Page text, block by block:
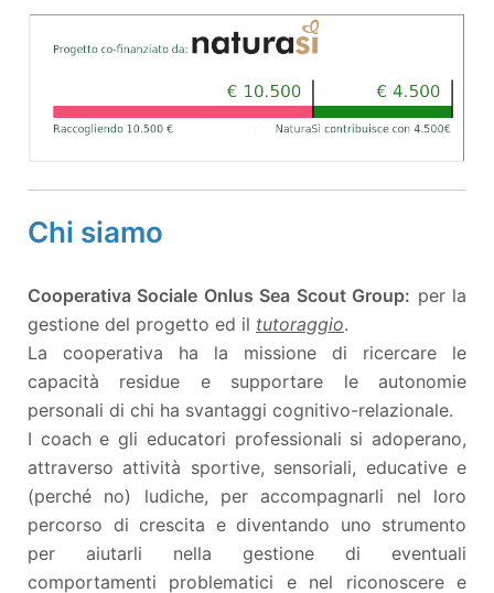
Chi siamo
Cooperativa Sociale Onlus Sea Scout Group: per la
gestione del progetto ed il tutoraggio.
La cooperativa ha la missione di ricercare le
capacità residue e supportare le autonomie
personali di chi ha svantaggi cognitivo-relazionale.
I coach e gli educatori professionali si adoperano,
attraverso attività sportive, sensoriali, educative e
(perché no) ludiche, per accompagnarli nel loro
percorso di crescita e diventando uno strumento
per aiutarli nella gestione di eventuali
comportamenti problematici e nel riconoscere e